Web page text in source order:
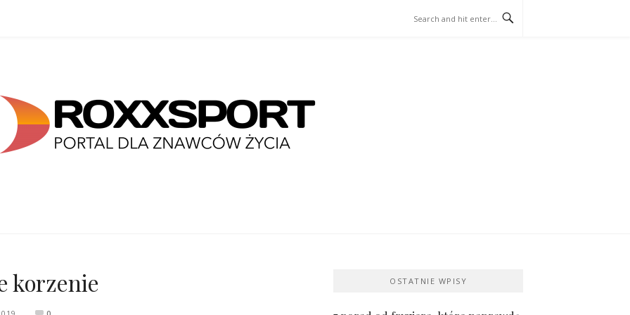
korzenie OSTATNIE WPISY